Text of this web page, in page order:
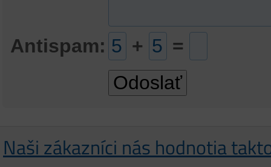
Antispam: + =
Naši zákazníci nás hodnotia